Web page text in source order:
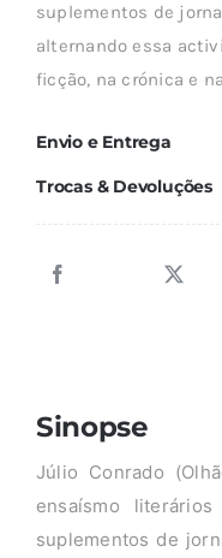
CRÍTICA
suplementos de
alternando essa
ficção, na crónica e
Envio e Entrega
Trocas & Devoluções
Sinopse
Júlio Conrado
ensaísmo
suplementos de